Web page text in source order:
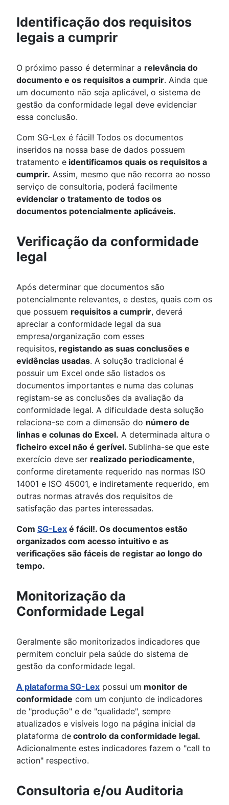
Identificação dos requisitos
legais a cumprir
O próximo passo é determinar a relevância do
documento e os requisitos a cumprir. Ainda que
um documento não seja aplicável, o sistema de
gestão da conformidade legal deve evidenciar
essa conclusão.
Com SG-Lex é fácil! Todos os documentos
inseridos na nossa base de dados possuem
tratamento e identificamos quais os requisitos a
cumprir. Assim, mesmo que não recorra ao nosso
serviço de consultoria, poderá facilmente
evidenciar o tratamento de todos os
documentos potencialmente aplicáveis.
Verificação da conformidade
legal
Após determinar que documentos são
potencialmente relevantes, e destes, quais com os
que possuem requisitos a cumprir, deverá
apreciar a conformidade legal da sua
empresa/organização com esses
requisitos, registando as suas conclusões e
evidências usadas. A solução tradicional é
possuir um Excel onde são listados os
documentos importantes e numa das colunas
registam-se as conclusões da avaliação da
conformidade legal. A dificuldade desta solução
relaciona-se com a dimensão do número de
linhas e colunas do Excel. A determinada altura o
ficheiro excel não é gerível. Sublinha-se que este
exercício deve ser realizado periodicamente,
conforme diretamente requerido nas normas ISO
14001 e ISO 45001, e indiretamente requerido, em
outras normas através dos requisitos de
satisfação das partes interessadas.
Com SG-Lex é fácil!. Os documentos estão
organizados com acesso intuitivo e as
verificações são fáceis de registar ao longo do
tempo.
Monitorização da
Conformidade Legal
Geralmente são monitorizados indicadores que
permitem concluir pela saúde do sistema de
gestão da conformidade legal.
A plataforma SG-Lex possui um monitor de
conformidade com um conjunto de indicadores
de "produção" e de "qualidade", sempre
atualizados e visíveis logo na página inicial da
plataforma de controlo da conformidade legal.
Adicionalmente estes indicadores fazem o "call to
action" respectivo.
Consultoria e/ou Auditoria